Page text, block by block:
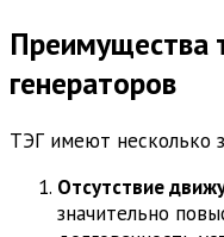
Преимущества
генераторов
ТЭГ имеют несколько
Отсутствие
значительно